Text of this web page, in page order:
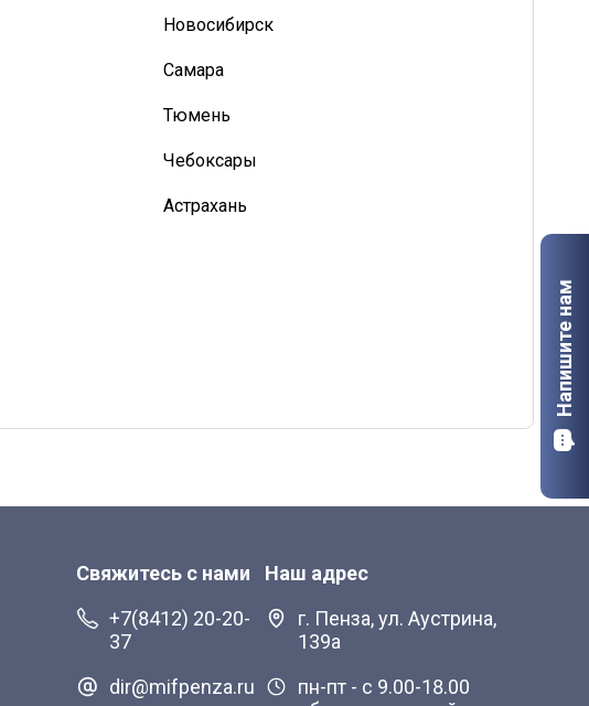
Новосибирск
Самара
Тюмень
Чебоксары
Астрахань
Свяжитесь с нами
+7(8412) 20-20-
37
dir@mifpenza.ru
Наш адрес
г. Пенза, ул. Аустрина,
139а
пн-пт - с 9.00-18.00
Напишите нам